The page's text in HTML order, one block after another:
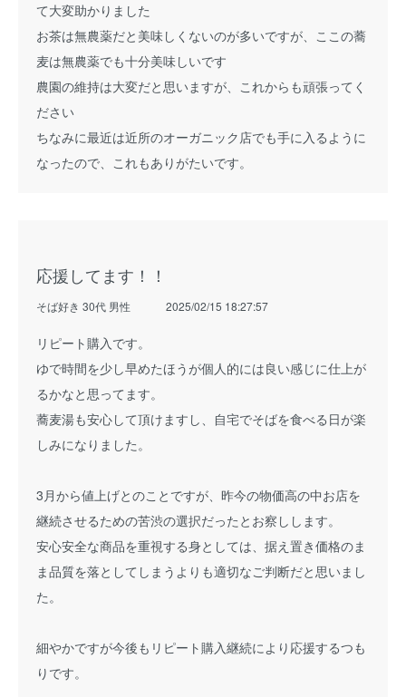
て大変助かりました
お茶は無農薬だと美味しくないのが多いですが、ここの蕎
麦は無農薬でも十分美味しいです
農園の維持は大変だと思いますが、これからも頑張ってく
ださい
ちなみに最近は近所のオーガニック店でも手に入るように
なったので、これもありがたいです。
応援してます！！
そば好き 30代 男性 2025/02/15 18:27:57
リピート購入です。
ゆで時間を少し早めたほうが個人的には良い感じに仕上が
るかなと思ってます。
蕎麦湯も安心して頂けますし、自宅でそばを食べる日が楽
しみになりました。
3月から値上げとのことですが、昨今の物価高の中お店を
継続させるための苦渋の選択だったとお察しします。
安心安全な商品を重視する身としては、据え置き価格のま
ま品質を落としてしまうよりも適切なご判断だと思いまし
た。
細やかですが今後もリピート購入継続により応援するつも
りです。